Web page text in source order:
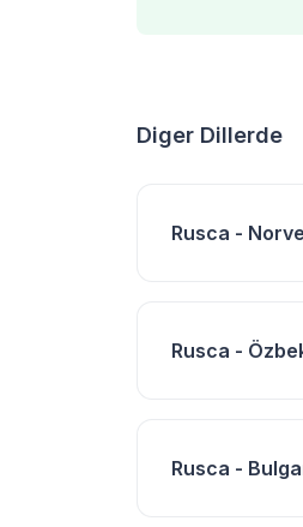
Diger Dillerde
Rusca -
Rusca -
Rusca -